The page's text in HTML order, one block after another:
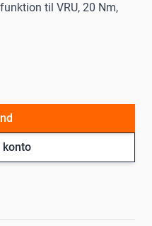
til VRU, 20 Nm,
konto